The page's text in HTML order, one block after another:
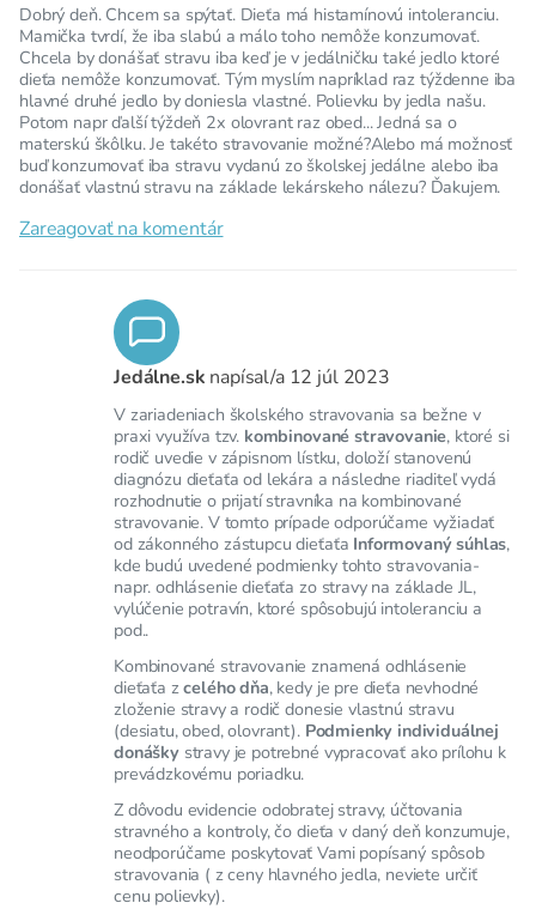
Dobrý deň. Chcem sa spýtať. Dieťa má histamínovú intoleranciu.
Mamička tvrdí, že iba slabú a málo toho nemôže konzumovať.
Chcela by donášať stravu iba keď je v jedálničku také jedlo ktoré
dieťa nemôže konzumovať. Tým myslím napríklad raz týždenne iba
hlavné druhé jedlo by doniesla vlastné. Polievku by jedla našu.
Potom napr ďalší týždeň 2x olovrant raz obed... Jedná sa o
materskú škôlku. Je takéto stravovanie možné?Alebo má možnosť
buď konzumovať iba stravu vydanú zo školskej jedálne alebo iba
donášať vlastnú stravu na základe lekárskeho nálezu? Ďakujem.
Zareagovať na komentár
Jedálne.sk napísal/a 12 júl 2023
V zariadeniach školského stravovania sa bežne v
praxi využíva tzv. kombinované stravovanie, ktoré si
rodič uvedie v zápisnom lístku, doloží stanovenú
diagnózu dieťaťa od lekára a následne riaditeľ vydá
rozhodnutie o prijatí stravníka na kombinované
stravovanie. V tomto prípade odporúčame vyžiadať
od zákonného zástupcu dieťaťa Informovaný súhlas,
kde budú uvedené podmienky tohto stravovania-
napr. odhlásenie dieťaťa zo stravy na základe JL,
vylúčenie potravín, ktoré spôsobujú intoleranciu a
pod..
Kombinované stravovanie znamená odhlásenie
dieťaťa zcelého dňa, kedy je pre dieťa nevhodné
zloženie stravy a rodič donesie vlastnú stravu
(desiatu, obed, olovrant).Podmienky individuálnej
donášky stravy je potrebné vypracovať ako prílohu k
prevádzkovému poriadku.
Z dôvodu evidencie odobratej stravy, účtovania
stravného a kontroly, čo dieťa v daný deň konzumuje,
neodporúčame poskytovať Vami popísaný spôsob
stravovania ( z ceny hlavného jedla, neviete určiť
cenu polievky).